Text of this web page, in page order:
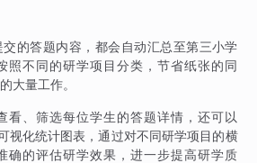
的答题内容，都会自动汇总至第三小学
照不同的研学项目分类，节省纸张的同
大量工作。
看、筛选每位学生的答题详情，还可以
视化统计图表，通过对不同研学项目的横
确的评估研学效果，进一步提高研学质